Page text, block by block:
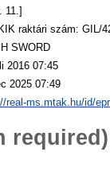
11.]
raktári szám: GIL/
SWORD
2016 07:45
2025 07:49
real-ms.mtak.hu/id/
required)